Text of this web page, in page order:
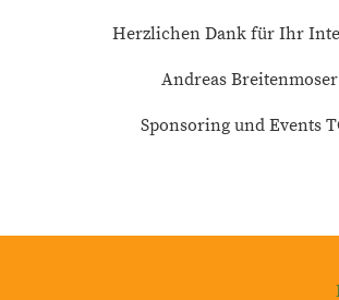
Herzlichen Dank für Ihr
Andreas Breitenmoser
Sponsoring und Events